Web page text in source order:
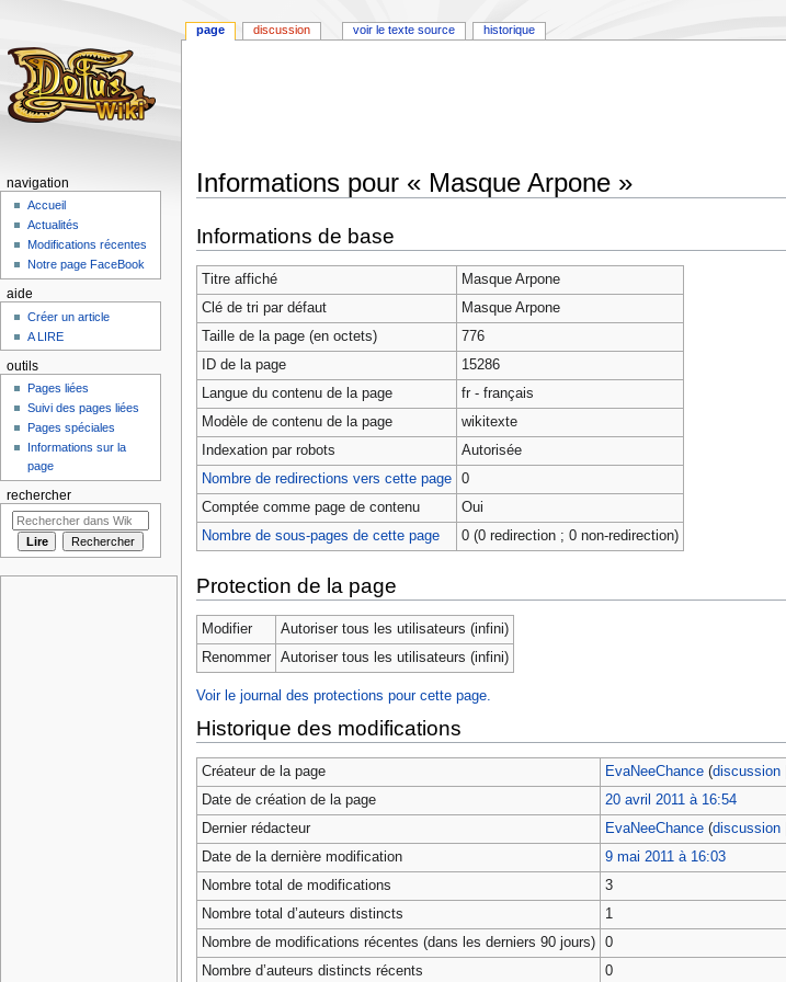
Informations pour « Masque Arpone »
à
la
navigation
à
la
recherche
Informations de base
Titre affiché
Masque Arpone
Clé de tri par défaut
Masque Arpone
Taille de la page (en octets)
776
ID de la page
15286
Langue du contenu de la page
fr - français
Modèle de contenu de la page
wikitexte
Indexation par robots
Autorisée
Nombre de redirections vers cette page
0
Comptée comme page de contenu
Oui
Nombre de sous-pages de cette page
0 (0 redirection ; 0 non-redirection)
Protection de la page
Modifier
Autoriser tous les utilisateurs (infini)
Renommer
Autoriser tous les utilisateurs (infini)
Voir le journal des protections pour cette page.
Historique des modifications
Créateur de la page EvaNeeChance (discussion|
Date de création de la page
20 avril 2011 à 16:54
Dernier rédacteur
EvaNeeChance (discussion|
Date de la dernière modification
9 mai 2011 à 16:03
Nombre total de modifications
3
Nombre total d’auteurs distincts
1
Nombre de modifications récentes (dans les derniers 90 jours)
0
Nombre d’auteurs distincts récents
0
page discussion voir le texte source historique
navigation
Accueil
Actualités
Modifications récentes
Notre page FaceBook
aide
Créer un article
A LIRE
outils
Pages liées
Suivi des pages liées
Pages spéciales
Informations sur la
page
rechercher